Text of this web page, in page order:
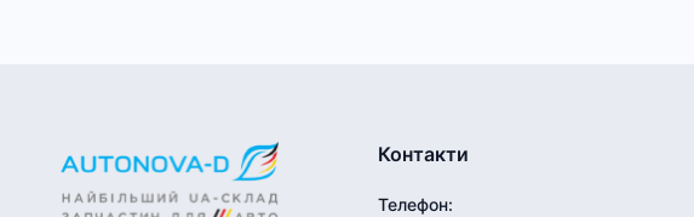
Контакти
Телефон: